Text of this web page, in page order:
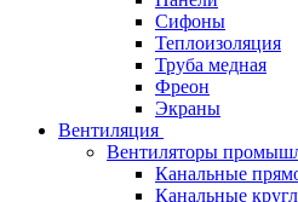
Сифоны
Теплоизоляция
Труба медная
Фреон
Экраны
Вентиляция
Вентиляторы
Канальные
Канальные